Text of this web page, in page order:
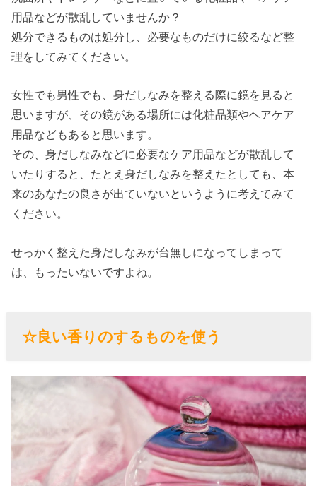
用品などが散乱していませんか？
処分できるものは処分し、必要なものだけに絞るなど整
理をしてみてください。
女性でも男性でも、身だしなみを整える際に鏡を見ると
思いますが、その鏡がある場所には化粧品類やヘアケア
用品などもあると思います。
その、身だしなみなどに必要なケア用品などが散乱して
いたりすると、たとえ身だしなみを整えたとしても、本
来のあなたの良さが出ていないというように考えてみて
ください。
せっかく整えた身だしなみが台無しになってしまって
は、もったいないですよね。
☆良い香りのするものを使う